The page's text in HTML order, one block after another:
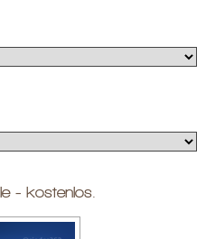
- kostenlos.